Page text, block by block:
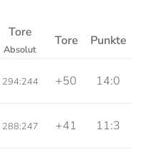
Tore
Absolut
Tore Punkte
294:244 +50 14:0
288:247 +41 11:3